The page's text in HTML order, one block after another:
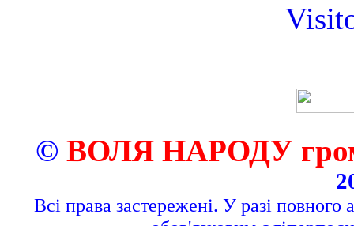
© ВОЛЯ НАРОДУ
Всі права застережені. У разі повного